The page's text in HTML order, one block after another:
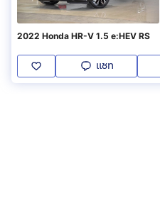
2022 Honda HR-V 1.5 e:HEV RS
แชท